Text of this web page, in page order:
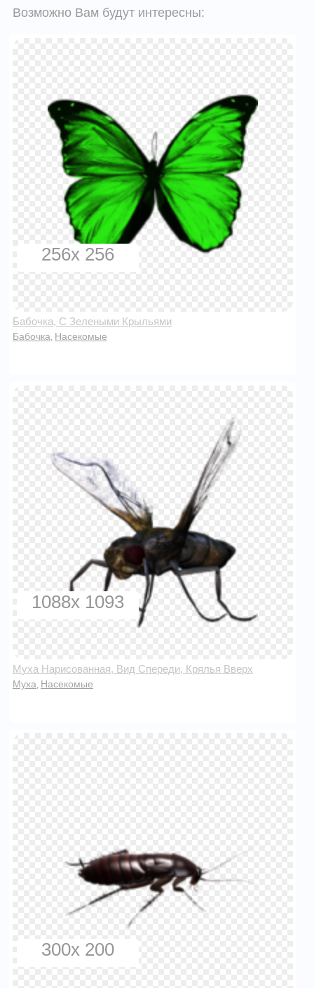
Возможно Вам будут интересны:
256x 256
Бабочка, С Зелеными Крыльями
Бабочка Насекомые
1088x 1093
Муха Нарисованная, Вид Спереди, Крялья Вверх
Муха Насекомые
300x 200